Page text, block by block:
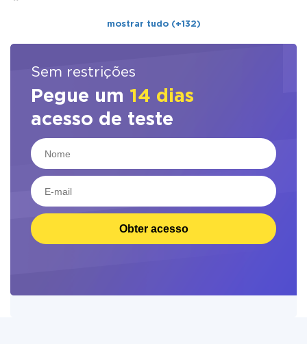
mostrar tudo (+132)
Sem restrições
Pegue um 14 dias
acesso de teste
Obter acesso